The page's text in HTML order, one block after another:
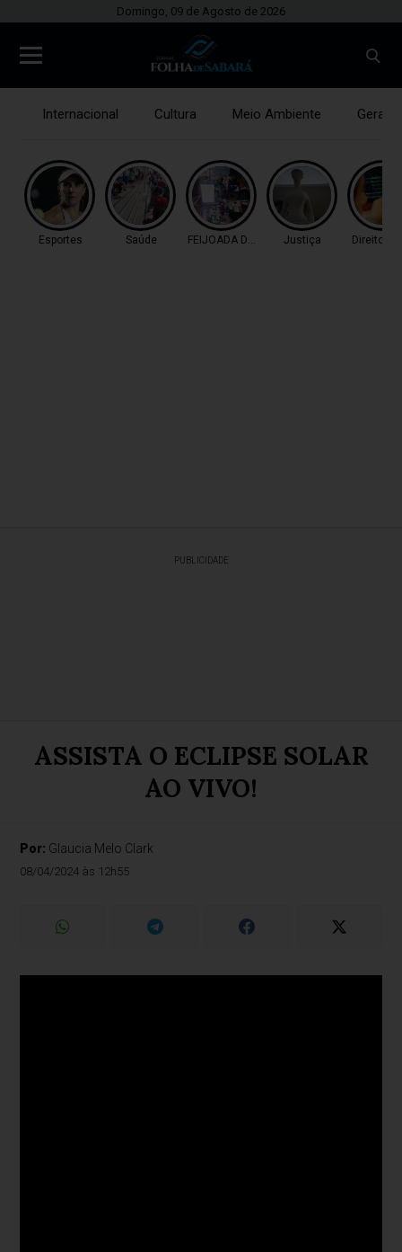
Domingo, 09 de Agosto de 2026
Internacional Cultura Meio Ambiente Gerais
Esportes Saúde FEIJOADA DA PROPAGAN
Justiça Direitos
PUBLICIDADE
ASSISTA O ECLIPSE SOLAR
AO VIVO!
Por: Glaucia Melo Clark
08/04/2024 às 12h55